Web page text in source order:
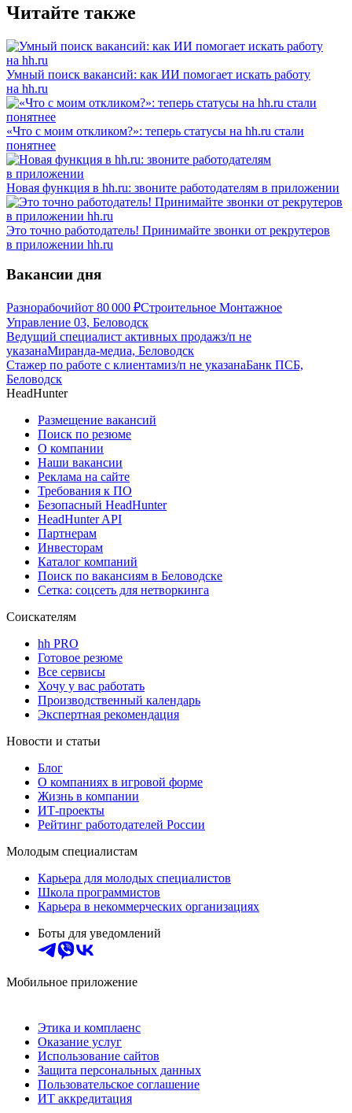
Читайте также
Умный поиск вакансий: как ИИ помогает искать работу
на hh.ru
«Что с моим откликом?»: теперь статусы на hh.ru стали
понятнее
Новая функция в hh.ru: звоните работодателям в приложении
Это точно работодатель! Принимайте звонки от рекрутеров
в приложении hh.ru
Вакансии дня
Разнорабочийот 80 000 ₽Строительное Монтажное
Управление 03, Беловодск
Ведущий специалист активных продажз/п не
указанаМиранда-медиа, Беловодск
Стажер по работе с клиентамиз/п не указанаБанк ПСБ,
Беловодск
HeadHunter
Размещение вакансий
Поиск по резюме
О компании
Наши вакансии
Реклама на сайте
Требования к ПО
Безопасный HeadHunter
HeadHunter API
Партнерам
Инвесторам
Каталог компаний
Поиск по вакансиям в Беловодске
Сетка: соцсеть для нетворкинга
Соискателям
hh PRO
Готовое резюме
Все сервисы
Хочу у вас работать
Производственный календарь
Экспертная рекомендация
Новости и статьи
Блог
О компаниях в игровой форме
Жизнь в компании
ИТ-проекты
Рейтинг работодателей России
Молодым специалистам
Карьера для молодых специалистов
Школа программистов
Карьера в некоммерческих организациях
Боты для уведомлений
Мобильное приложение
Этика и комплаенс
Оказание услуг
Использование сайтов
Защита персональных данных
Пользовательское соглашение
ИТ аккредитация